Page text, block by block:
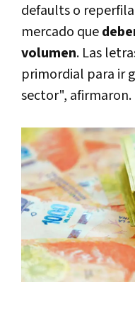
defaults o
mercado que
volumen. Las
primordial para ir
sector", afirmaron.